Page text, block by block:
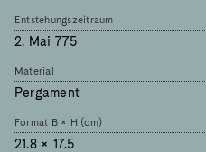
Entstehungszeitraum
2. Mai 775
Material
Pergament
Format B × H (cm)
21.8 × 17.5